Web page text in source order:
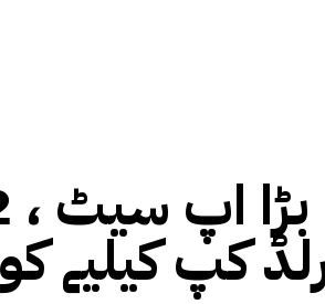
کپ کیلیے